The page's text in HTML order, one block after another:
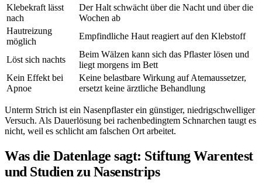
Klebekraft lässt
nach
Der Halt schwächt über die Nacht und über die
Wochen ab
Hautreizung
möglich
Empfindliche Haut reagiert auf den Klebstoff
Löst sich nachts
Beim Wälzen kann sich das Pflaster lösen und
liegt morgens im Bett
Kein Effekt bei
Apnoe
Keine belastbare Wirkung auf Atemaussetzer,
ersetzt keine ärztliche Behandlung
Unterm Strich ist ein Nasenpflaster ein günstiger, niedrigschwelliger
Versuch. Als Dauerlösung bei rachenbedingtem Schnarchen taugt es
nicht, weil es schlicht am falschen Ort arbeitet.
Was die Datenlage sagt: Stiftung Warentest
und Studien zu Nasenstrips